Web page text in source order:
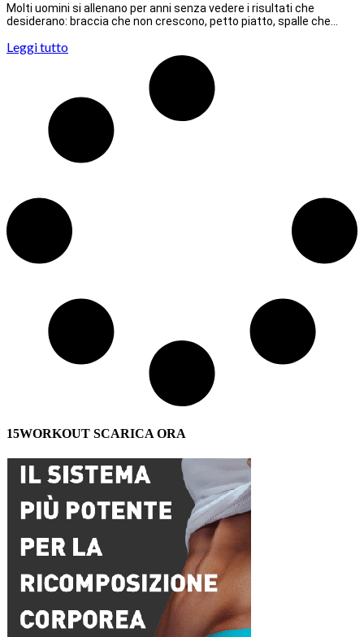
Molti uomini si allenano per anni senza vedere i risultati che
desiderano: braccia che non crescono, petto piatto, spalle che…
Leggi tutto
15WORKOUT SCARICA ORA